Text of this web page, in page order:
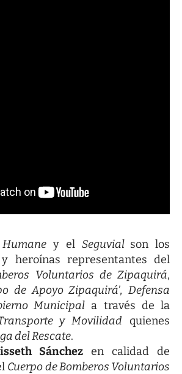
Humane y el Seguvial son los
heroínas representantes del
Voluntarios de Zipaquirá,
de Apoyo Zipaquirá’,Defensa
Municipal a través de la
y Movilidad quienes
del Rescate.
Sánchez en calidad de
Cuerpo de Bomberos Voluntarios